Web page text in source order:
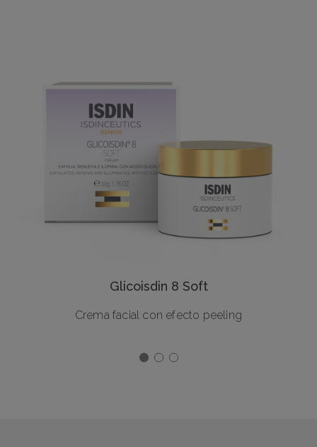
Glicoisdin 8 Soft
Crema facial con efecto peeling